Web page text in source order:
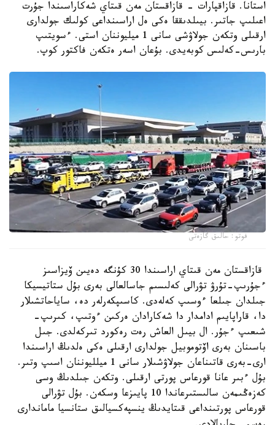
استانا. قازاقپارات - قازاقستان مەن قىتاي شەكاراسىندا جۇرت
اعىلىپ جاتىر. بيىلدىققا ەكى ەل اراسىنداعى كولىك جولدارى
ارقىلى وتكەن جولاۋشى سانى 1 ميليوننان استى. ءسويتىپ
بارىس-كەلىس كوبەيدى. بۇعان اسەر ەتكەن فاكتور كوپ.
فوتو: حالىق گازەتى
قازاقستان مەن قىتاي اراسىندا 30 كۇنگە دەيىن ۆيزاسىز
ءجۇرىپ-تۇرۋ تۋرالى كەلىسىم جاسالعالى بەرى بۇل ستاتيسيكا
جىلدان جىلعا ءوسىپ كەلەدى. كاسىپكەرلەر دە، ساياحاتشىلار
دا، قاراپايىم ادامدار دا شەكارادان ەركىن ءوتىپ، كىرىپ-
شىعىپ ءجۇر. ال بيىل العاش رەت رەكورد تىركەلدى. جىل
باسىنان بەرى اۆتوموبيل جولدارى ارقىلى ەكى ەلدىڭ اراسىندا
ارى-بەرى قاتىناعان جولاۋشىلار سانى 1 ميلليوننان اسىپ وتىر.
بۇل ءبىر عانا قورعاس پورتى ارقىلى. وتكەن جىلدىڭ وسى
كەزەڭىمەن سالىستىرعاندا 10 پايىزعا وسكەن. بۇل تۋرالى
قورعاس پورتىنداعى قىتايدىڭ ينسپەكسيالىق ستانسيا ماماندارى